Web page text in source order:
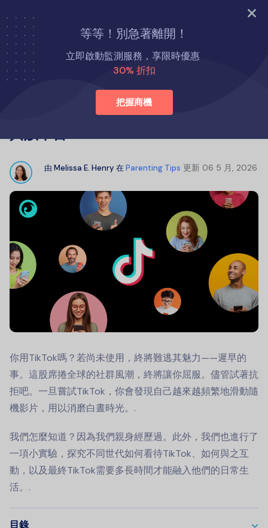
立即試用
等等！別急著離開！
立即啟動監測服務，享限時優惠
30% 折扣
把握商機
首頁
育兒小貼士
TikTok用戶年齡分布：不同世代如何參與該平台
TikTok用戶年齡分布：不同世代如何參
由 Melissa E. Henry 在Parenting Tips 更新 06 5 月, 2026
你用TikTok嗎？若尚未使用，終將難逃其魅力——遲早的
事。這股席捲全球的社群風潮，終將讓你屈服。儘管試著抗
拒吧。一旦嘗試TikTok，你會發現自己越來越頻繁地滑動隨
機影片，用以消磨白晝時光。.
我們怎麼知道？因為我們親身經歷過。此外，我們也進行了
一項小實驗，探究不同世代如何看待TikTok、如何與之互
動，以及最終TikTok需要多長時間才能融入他們的日常生
活。.
目錄